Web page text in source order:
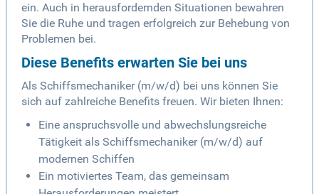
ein. Auch in herausfordernden Situationen bewahren
Sie die Ruhe und tragen erfolgreich zur Behebung von
Problemen bei.
Diese Benefits erwarten Sie bei uns
Als Schiffsmechaniker (m/w/d) bei uns können Sie
sich auf zahlreiche Benefits freuen. Wir bieten Ihnen:
Eine anspruchsvolle und abwechslungsreiche
Tätigkeit als Schiffsmechaniker (m/w/d) auf
modernen Schiffen
Ein motiviertes Team, das gemeinsam